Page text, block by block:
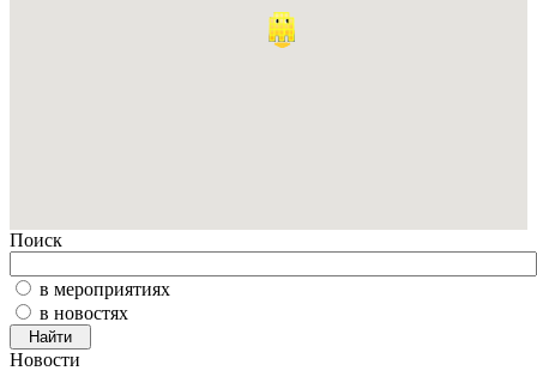
Поиск
в мероприятиях
в новостях
Новости